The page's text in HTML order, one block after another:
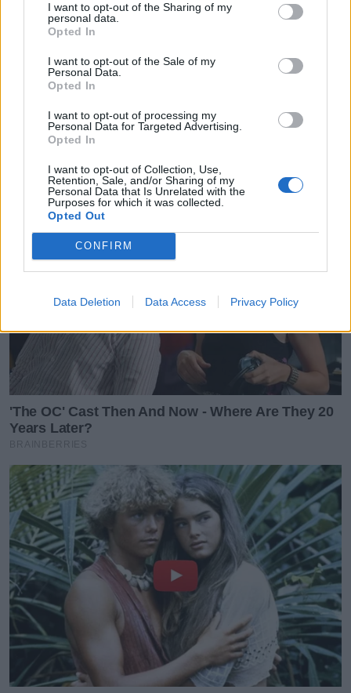
I want to opt-out of the Sharing of my
personal data.
Opted In
I want to opt-out of the Sale of my
Personal Data.
Opted In
I want to opt-out of processing my
Personal Data for Targeted Advertising.
Opted In
I want to opt-out of Collection, Use,
Retention, Sale, and/or Sharing of my
Personal Data that Is Unrelated with the
Purposes for which it was collected.
Opted Out
CONFIRM
Data Deletion Data Access Privacy Policy